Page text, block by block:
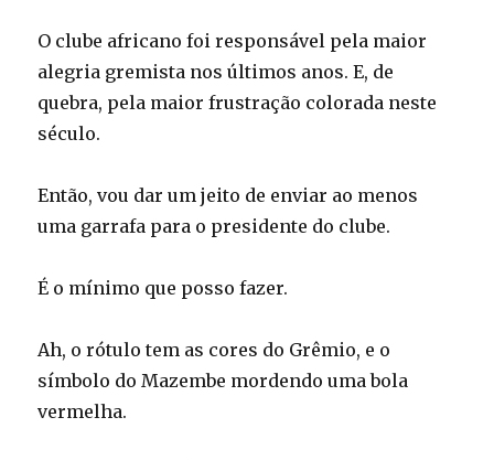
O clube africano foi responsável pela maior
alegria gremista nos últimos anos. E, de
quebra, pela maior frustração colorada neste
século.
Então, vou dar um jeito de enviar ao menos
uma garrafa para o presidente do clube.
É o mínimo que posso fazer.
Ah, o rótulo tem as cores do Grêmio, e o
símbolo do Mazembe mordendo uma bola
vermelha.